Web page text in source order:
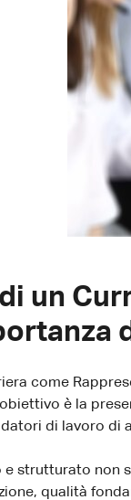
un
come
è la
di lavoro di
e strutturato non
qualità